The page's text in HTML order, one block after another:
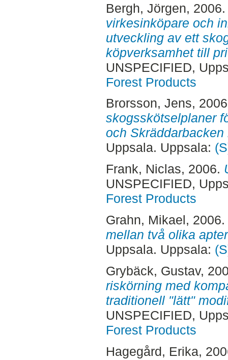
Bergh, Jörgen,
virkesinköpare och
utveckling av ett
köpverksamhet till
UNSPECIFIED,
Forest Products
Brorsson, Jens,
skogsskötselplaner
och Skräddarbacken
Uppsala. Uppsala:
Frank, Niclas, 2006.
UNSPECIFIED,
Forest Products
Grahn, Mikael, 2006.
mellan två olika
Uppsala. Uppsala:
Grybäck, Gustav,
riskörning med
traditionell "lätt"
UNSPECIFIED,
Forest Products
Hagegård, Erika,